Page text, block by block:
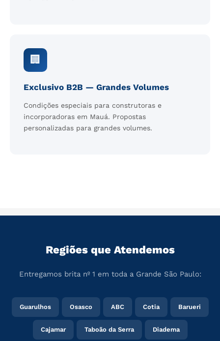
🏢
Exclusivo B2B — Grandes Volumes
Condições especiais para construtoras e
incorporadoras em Mauá. Propostas
personalizadas para grandes volumes.
Regiões que Atendemos
Entregamos brita nº 1 em toda a Grande São Paulo:
Guarulhos Osasco ABC Cotia Barueri
Cajamar Taboão da Serra Diadema